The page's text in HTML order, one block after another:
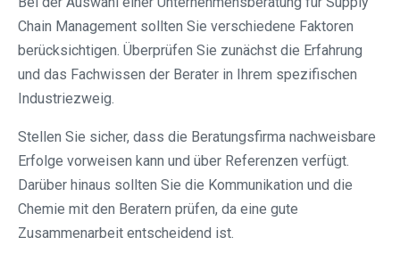
Chain Management sollten Sie verschiedene Faktoren
berücksichtigen. Überprüfen Sie zunächst die Erfahrung
und das Fachwissen der Berater in Ihrem spezifischen
Industriezweig.
Stellen Sie sicher, dass die Beratungsfirma nachweisbare
Erfolge vorweisen kann und über Referenzen verfügt.
Darüber hinaus sollten Sie die Kommunikation und die
Chemie mit den Beratern prüfen, da eine gute
Zusammenarbeit entscheidend ist.